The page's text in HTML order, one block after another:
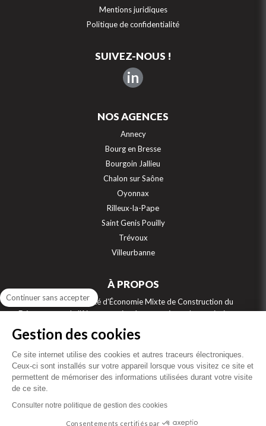
Mentions juridiques
Politique de confidentialité
SUIVEZ-NOUS !
in
NOS AGENCES
Annecy
Bourg en Bresse
Bourgoin Jallieu
Chalon sur Saône
Oyonnax
Rilleux-la-Pape
Saint Genis Pouilly
Trévoux
Villeurbanne
À PROPOS
SEMCODA, Société d'Économie Mixte de Construction du
Département de l'Ain, construit, gère et aménage les territoires sur
Savoie. Numéro 1 de la location sociale sur la région Auvergne Rhône
SEMCODA bâti aussi des résidences étudiants, des maisons de retraite,
des résidences intergénérationnelles, des locaux professionnels, des
équipements collectifs de santé ou d’éducation, des gendarmeries…
Immobilier Bourgoin-Jallieu, Immobilier Châlon-sur-Saône.
Continuer sans accepter
Gestion des cookies
Ce site internet utilise des cookies et autres traceurs électroniques.
Ceux-ci sont installés sur votre appareil lorsque vous visitez ce site et
permettent de mémoriser des informations utilisées durant votre visite
de ce site.
Consulter notre politique de gestion des cookies
Consentements certifiés par